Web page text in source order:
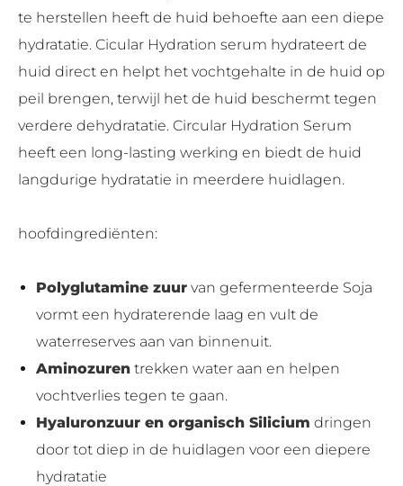
te herstellen heeft de huid behoefte aan een diepe
hydratatie. Cicular Hydration serum hydrateert de
huid direct en helpt het vochtgehalte in de huid op
peil brengen, terwijl het de huid beschermt tegen
verdere dehydratatie. Circular Hydration Serum
heeft een long-lasting werking en biedt de huid
langdurige hydratatie in meerdere huidlagen.
hoofdingrediënten:
Polyglutamine zuur van gefermenteerde Soja
vormt een hydraterende laag en vult de
waterreserves aan van binnenuit.
Aminozuren trekken water aan en helpen
vochtverlies tegen te gaan.
Hyaluronzuur en organisch Silicium dringen
door tot diep in de huidlagen voor een diepere
hydratatie